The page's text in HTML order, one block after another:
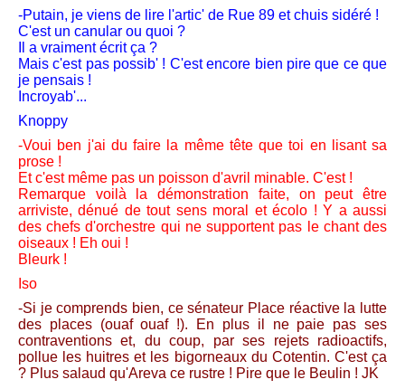
-Putain, je viens de lire l'artic' de Rue 89 et chuis sidéré !
C'est un canular ou quoi ?
Il a vraiment écrit ça ?
Mais c'est pas possib' ! C'est encore bien pire que ce que
je pensais !
Incroyab'...
Knoppy
-Voui ben j'ai du faire la même tête que toi en lisant sa
prose !
Et c'est même pas un poisson d'avril minable. C'est !
Remarque voilà la démonstration faite, on peut être
arriviste, dénué de tout sens moral et écolo ! Y a aussi
des chefs d'orchestre qui ne supportent pas le chant des
oiseaux ! Eh oui !
Bleurk !
Iso
-Si je comprends bien, ce sénateur Place réactive la lutte
des places (ouaf ouaf !). En plus il ne paie pas ses
contraventions et, du coup, par ses rejets radioactifs,
pollue les huitres et les bigorneaux du Cotentin. C'est ça
? Plus salaud qu'Areva ce rustre ! Pire que le Beulin ! JK